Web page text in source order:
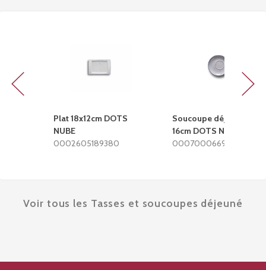
Plat 18x12cm DOTS
NUBE
0002605189380
Soucoupe déjeuner
16cm DOTS NUBE
0007000669380
Voir tous les Tasses et soucoupes déjeuné